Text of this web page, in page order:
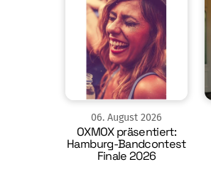
06. August 2026
OXMOX präsentiert:
Hamburg-Bandcontest
Finale 2026